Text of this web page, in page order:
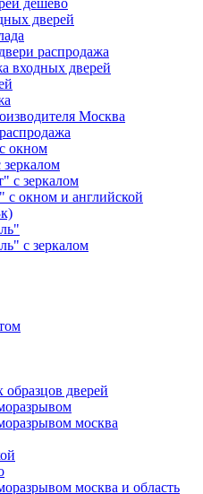
дешево
дверей
распродажа
входных дверей
Москва
окном
с зеркалом
с окном и английской
с зеркалом
дверей
москва
москва и область